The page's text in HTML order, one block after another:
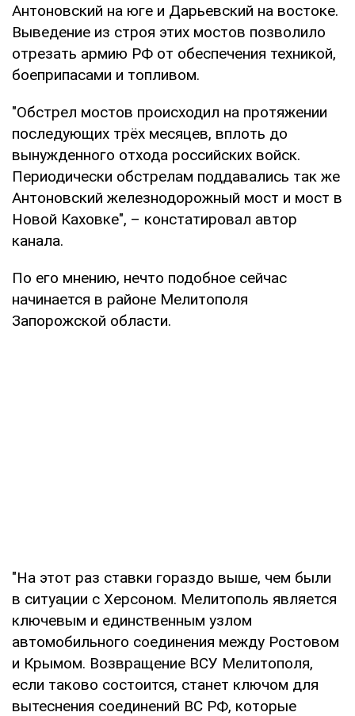
Антоновский на юге и Дарьевский на востоке.
Выведение из строя этих мостов позволило
отрезать армию РФ от обеспечения техникой,
боеприпасами и топливом.
"Обстрел мостов происходил на протяжении
последующих трёх месяцев, вплоть до
вынужденного отхода российских войск.
Периодически обстрелам поддавались так же
Антоновский железнодорожный мост и мост в
Новой Каховке", – констатировал автор
канала.
По его мнению, нечто подобное сейчас
начинается в районе Мелитополя
Запорожской области.
"На этот раз ставки гораздо выше, чем были
в ситуации с Херсоном. Мелитополь является
ключевым и единственным узлом
автомобильного соединения между Ростовом
и Крымом. Возвращение ВСУ Мелитополя,
если таково состоится, станет ключом для
вытеснения соединений ВС РФ, которые